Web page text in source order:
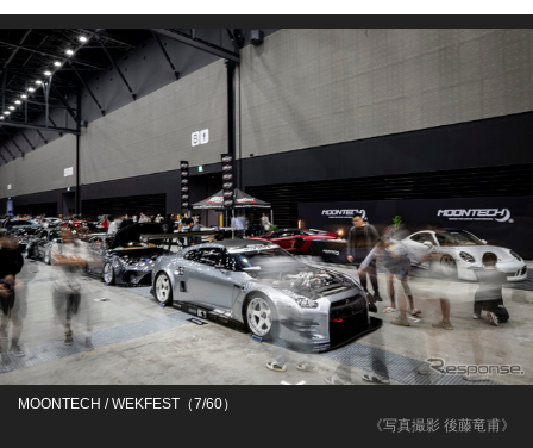
《写真撮影 後藤竜甫》
MOONTECH / WEKFEST（7/60）